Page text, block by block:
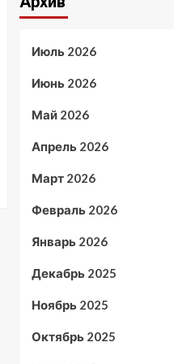
Июль 2026
Июнь 2026
Май 2026
Апрель 2026
Март 2026
Февраль 2026
Январь 2026
Декабрь 2025
Ноябрь 2025
Октябрь 2025